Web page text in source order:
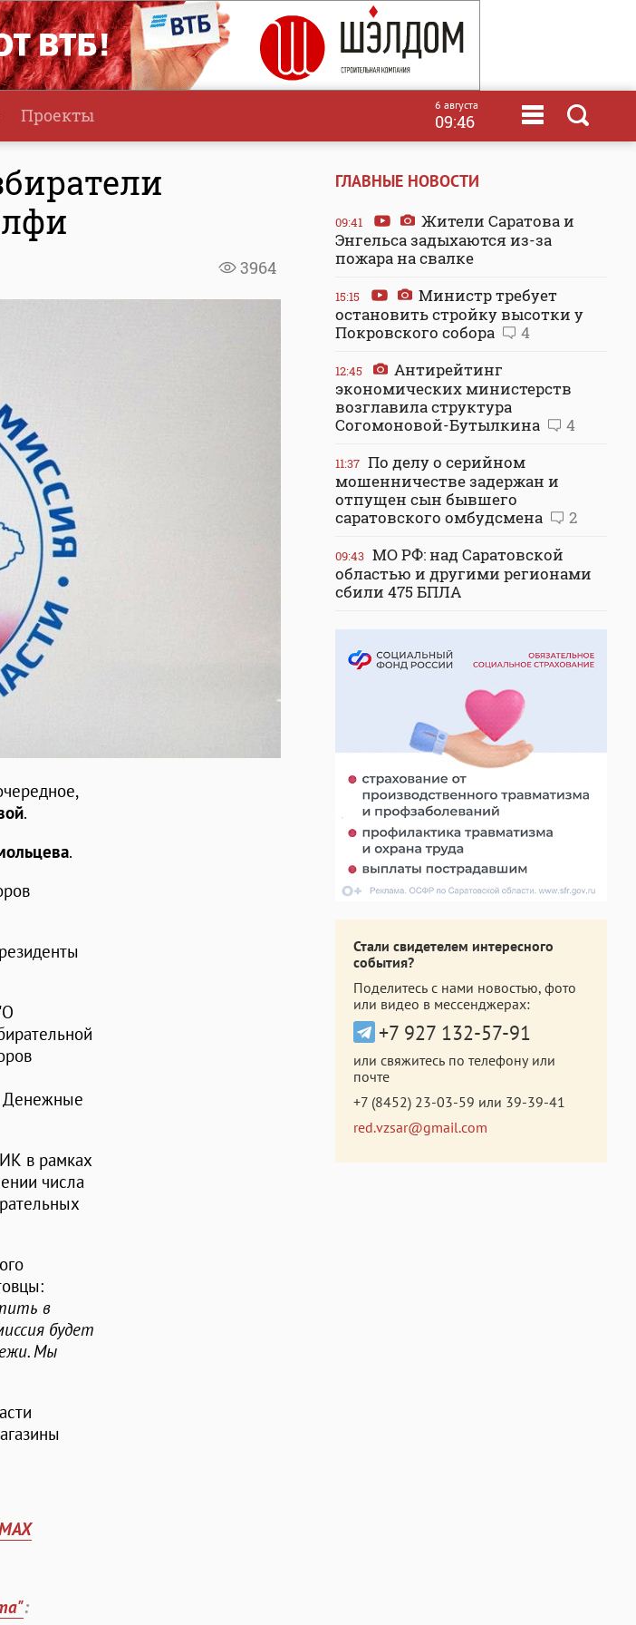
Проекты 6 августа
09:46
3964
.
.
Денежные
в рамках
числа
в
будет
Мы
:
ГЛАВНЫЕ НОВОСТИ
09:41
Жители Саратова и
Энгельса задыхаются из-за
пожара на свалке
15:15
Министр требует
остановить стройку высотки у
Покровского собора
4
12:45
Антирейтинг
экономических министерств
возглавила структура
Согомоновой-Бутылкина
4
11:37 По делу о серийном
мошенничестве задержан и
отпущен сын бывшего
саратовского омбудсмена
2
09:43 МО РФ: над Саратовской
областью и другими регионами
сбили 475 БПЛА
Стали свидетелем интересного
события?
Поделитесь с нами новостью, фото
или видео в мессенджерах:
+7 927 132-57-91
или свяжитесь по телефону или
почте
+7 (8452) 23-03-59 или 39-39-41
red.vzsar@gmail.com